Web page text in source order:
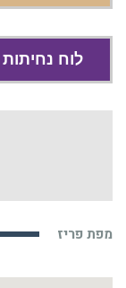
לוח
מפת פריז